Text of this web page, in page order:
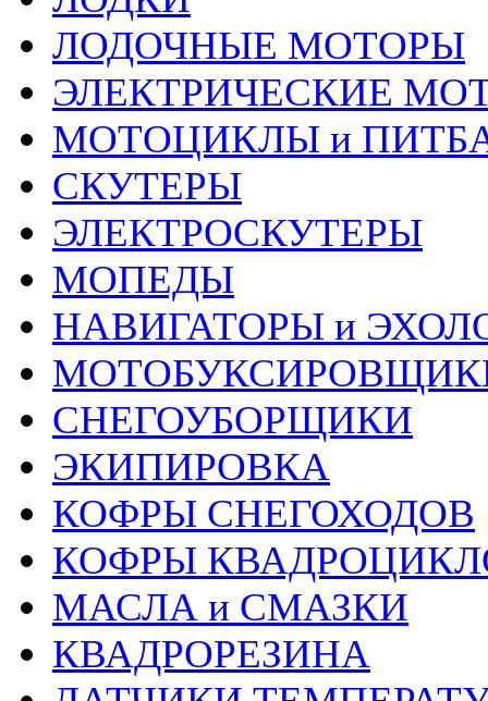
ЛОДОЧНЫЕ МОТОРЫ
ЭЛЕКТРИЧЕСКИЕ
МОТОЦИКЛЫ и
СКУТЕРЫ
ЭЛЕКТРОСКУТЕРЫ
МОПЕДЫ
НАВИГАТОРЫ и
СНЕГОУБОРЩИКИ
ЭКИПИРОВКА
КОФРЫ СНЕГОХОДОВ
КОФРЫ
МАСЛА и СМАЗКИ
КВАДРОРЕЗИНА